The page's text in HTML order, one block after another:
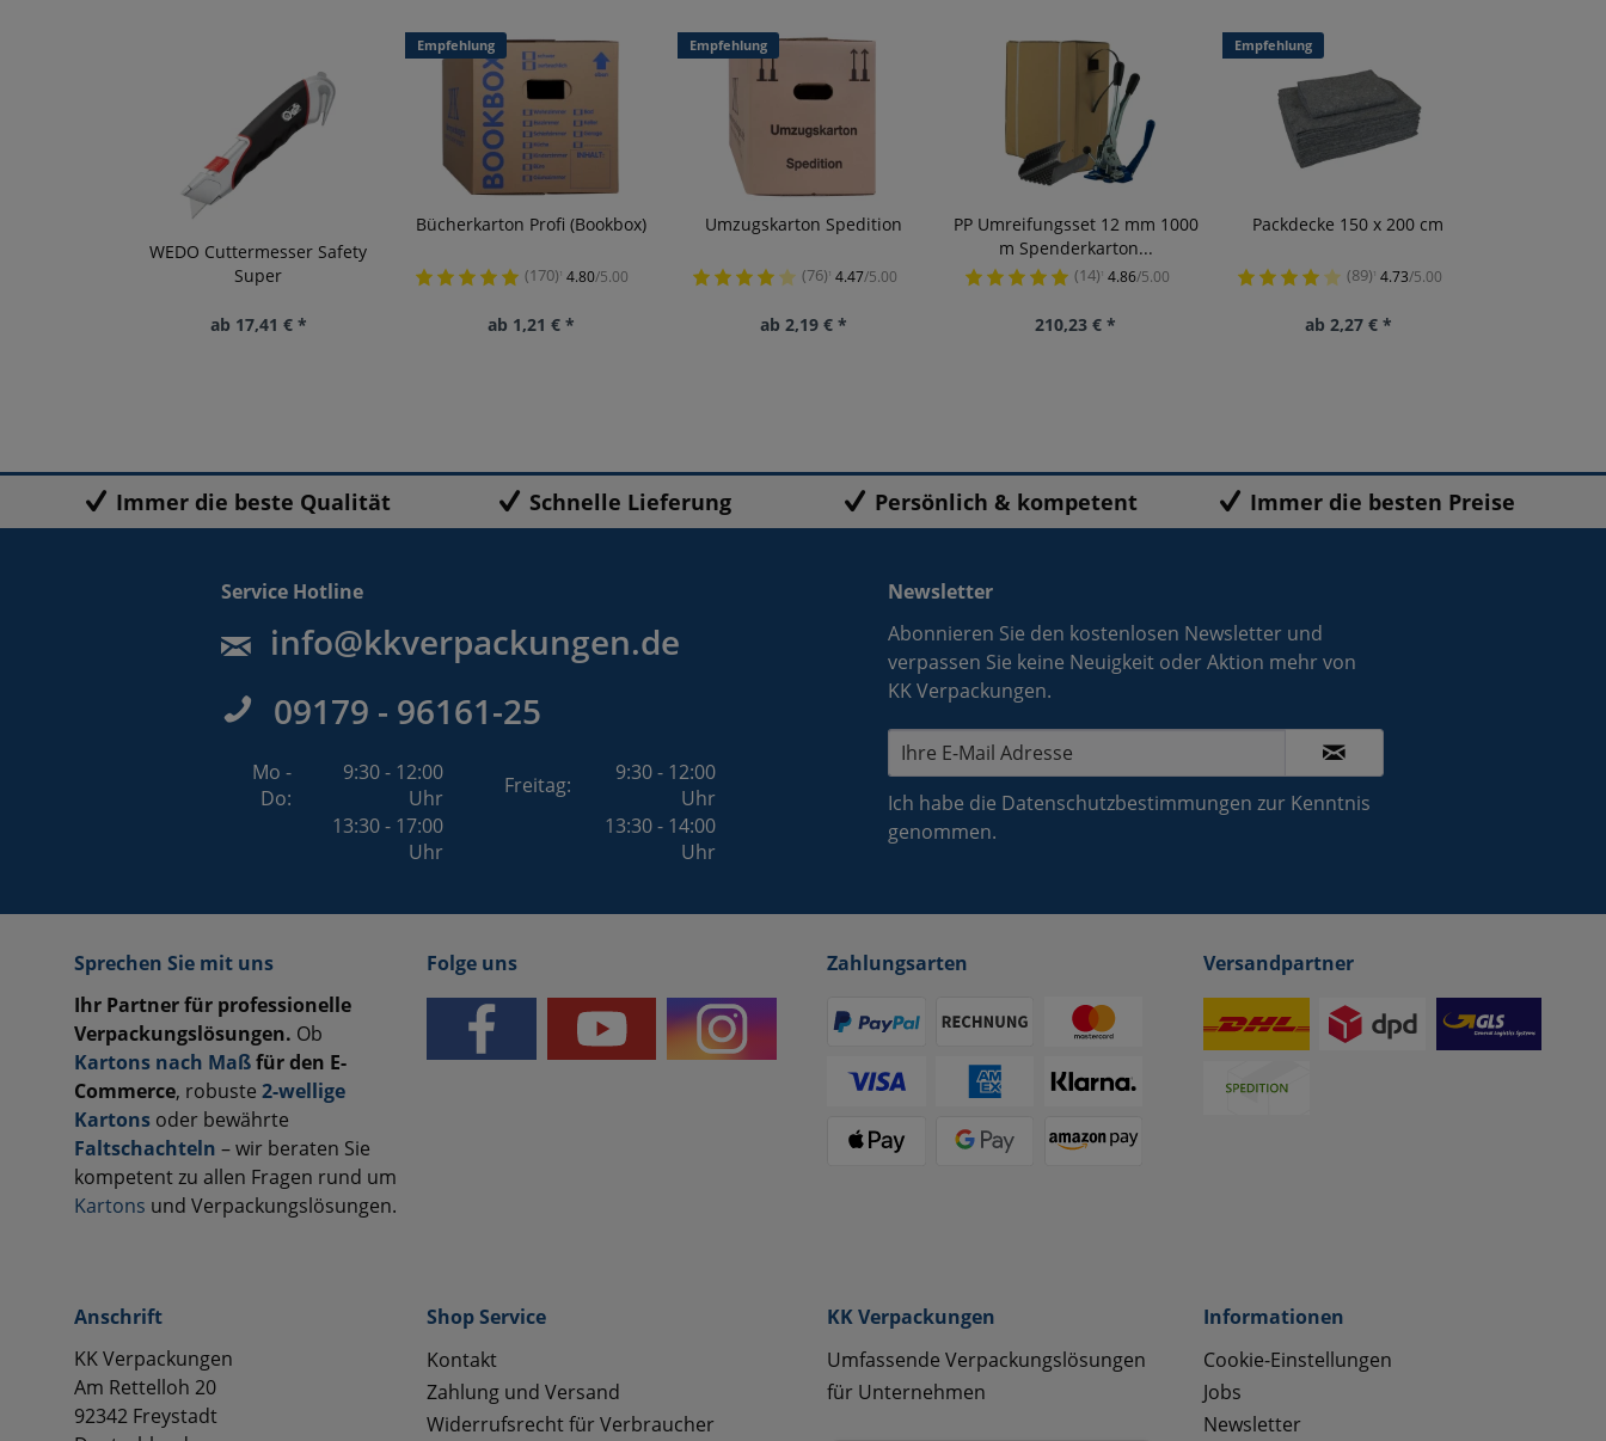
WEDO Cuttermesser Safety
Super
ab 17,41 € *
Empfehlung
Bücherkarton Profi (Bookbox)
(170)¹ 4.80/5.00
ab 1,21 € *
Empfehlung
Umzugskarton Spedition
(76)¹ 4.47/5.00
ab 2,19 € *
PP Umreifungsset 12 mm 1000
m Spenderkarton...
(14)¹ 4.86/5.00
210,23 € *
Empfehlung
Packdecke 150 x 200 cm
(89)¹ 4.73/5.00
ab 2,27 € *
Immer die beste Qualität Schnelle Lieferung Persönlich & kompetent Immer die besten Preise
Service Hotline
info@kkverpackungen.de
09179 - 96161-25
Mo -
Do:
9:30 - 12:00
Uhr
Freitag:
9:30 - 12:00
Uhr
13:30 - 17:00
Uhr
13:30 - 14:00
Uhr
Newsletter
Abonnieren Sie den kostenlosen Newsletter und
verpassen Sie keine Neuigkeit oder Aktion mehr von
KK Verpackungen.
Ich habe die Datenschutzbestimmungen zur Kenntnis
genommen.
Sprechen Sie mit uns
Ihr Partner für professionelle
Verpackungslösungen. Ob
Kartons nach Maßfür den E-
Commerce, robuste 2-wellige
Kartons oder bewährte
Faltschachteln – wir beraten Sie
kompetent zu allen Fragen rund um
Kartons und Verpackungslösungen.
Folge uns Zahlungsarten Versandpartner
Anschrift
KK Verpackungen
Am Rettelloh 20
92342 Freystadt
Shop Service
Kontakt
Zahlung und Versand
Widerrufsrecht für Verbraucher
KK Verpackungen
Umfassende Verpackungslösungen
für Unternehmen
Informationen
Cookie-Einstellungen
Jobs
Newsletter